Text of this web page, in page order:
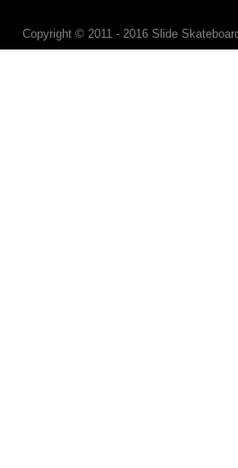
Copyright © 2011 - 2016 Slide